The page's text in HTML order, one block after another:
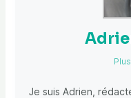
Je suis Adrien,